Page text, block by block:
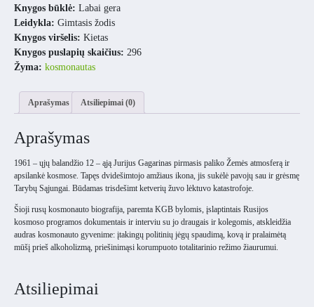
Knygos būklė: Labai gera
Leidykla: Gimtasis žodis
Knygos viršelis: Kietas
Knygos puslapių skaičius: 296
Žyma: kosmonautas
Aprašymas Atsiliepimai (0)
Aprašymas
1961 – ųjų balandžio 12 – ąją Jurijus Gagarinas pirmasis paliko Žemės atmosferą ir
apsilankė kosmose. Tapęs dvidešimtojo amžiaus ikona, jis sukėlė pavojų sau ir grėsmę
Tarybų Sąjungai. Būdamas trisdešimt ketverių žuvo lėktuvo katastrofoje.
Šioji rusų kosmonauto biografija, paremta KGB bylomis, įslaptintais Rusijos
kosmoso programos dokumentais ir interviu su jo draugais ir kolegomis, atskleidžia
audras kosmonauto gyvenime: įtakingų politinių jėgų spaudimą, kovą ir pralaimėtą
mūšį prieš alkoholizmą, priešinimąsi korumpuoto totalitarinio režimo žiaurumui.
Atsiliepimai